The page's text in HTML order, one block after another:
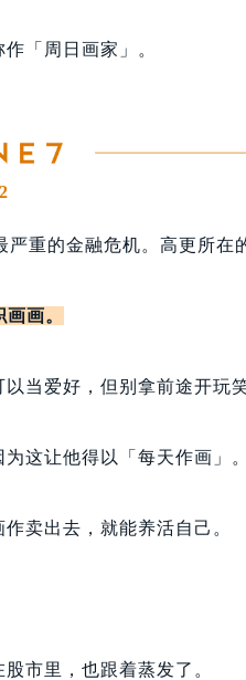
「周日画家」。
重的金融危机。高更所在
画。
当爱好，但别拿前途开玩笑
这让他得以「每天作画」。
卖出去，就能养活自己。
市里，也跟着蒸发了。